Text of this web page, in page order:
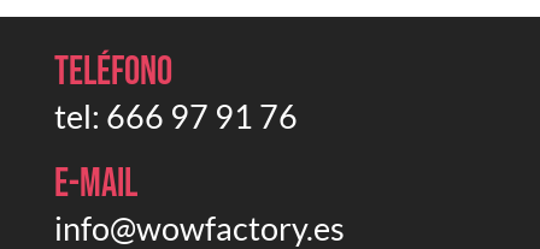
Teléfono
tel: 666 97 91 76
E-mail
info@wowfactory.es